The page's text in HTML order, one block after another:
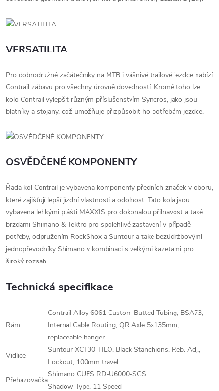
VERSATILITA
Pro dobrodružné začátečníky na MTB i vášnivé trailové jezdce nabízí
Contrail zábavu pro všechny úrovně dovedností. Kromě toho lze
kolo Contrail vylepšit různým příslušenstvím Syncros, jako jsou
blatníky a stojany, což umožňuje přizpůsobit ho potřebám jezdce.
OSVĚDČENÉ KOMPONENTY
Řada kol Contrail je vybavena komponenty předních značek v oboru,
které zajišťují lepší jízdní vlastnosti a odolnost. Tato kola jsou
vybavena lehkými plášti MAXXIS pro dokonalou přilnavost a také
brzdami Shimano & Tektro pro spolehlivé zastavení v případě
potřeby, odpružením RockShox a Suntour a také bezúdržbovými
jednopřevodníky Shimano v kombinaci s velkými kazetami pro
široký rozsah.
Technická specifikace
Rám
Contrail Alloy 6061 Custom Butted Tubing, BSA73,
Internal Cable Routing, QR Axle 5x135mm,
replaceable hanger
Vidlice
Suntour XCT30-HLO, Black Stanchions, Reb. Adj.,
Lockout, 100mm travel
Přehazovačka
Shimano CUES RD-U6000-SGS
Shadow Type, 11 Speed